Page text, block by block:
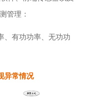
管理：
、有功功率、无功功
异常情况